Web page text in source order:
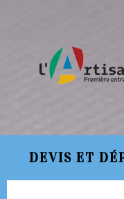
DEVIS ET